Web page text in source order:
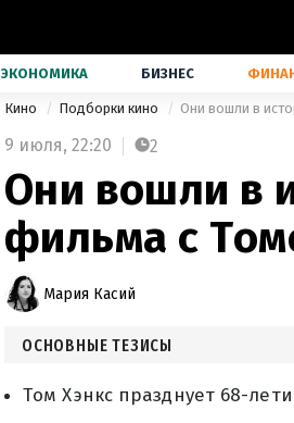
ЭКОНОМИКА БИЗНЕС
Кино Подборки кино Они вошли в
9 июля, 22:20 2
Они вошли в
фильма с
Мария Касий
ОСНОВНЫЕ ТЕЗИСЫ
Том Хэнкс празднует 68-